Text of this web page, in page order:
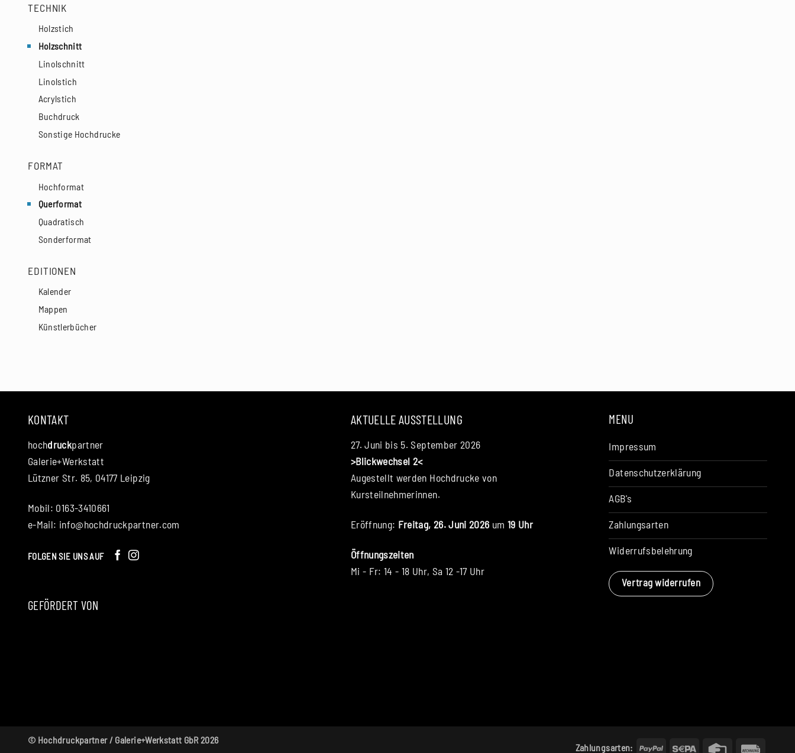
TECHNIK
Holzstich
Holzschnitt
Linolschnitt
Linolstich
Acrylstich
Buchdruck
Sonstige Hochdrucke
FORMAT
Hochformat
Querformat
Quadratisch
Sonderformat
EDITIONEN
Kalender
Mappen
Künstlerbücher
KONTAKT
hochdruckpartner
Galerie+Werkstatt
Lützner Str. 85, 04177 Leipzig
Mobil: 0163-3410661
e-Mail: info@hochdruckpartner.com
FOLGEN SIE UNS AUF
GEFÖRDERT VON
AKTUELLE AUSSTELLUNG
27. Juni bis 5. September 2026
>Blickwechsel 2<
Augestellt werden Hochdrucke von
Kursteilnehmerinnen.
Eröffnung: Freitag, 26. Juni 2026 um 19 Uhr
Öffnungszeiten
Mi - Fr: 14 - 18 Uhr, Sa 12 -17 Uhr
MENU
Impressum
Datenschutzerklärung
AGB's
Zahlungsarten
Widerrufsbelehrung
Vertrag widerrufen
Zahlungsarten: PayPal Sepa Credit
© Hochdruckpartner / Galerie+Werkstatt GbR 2026